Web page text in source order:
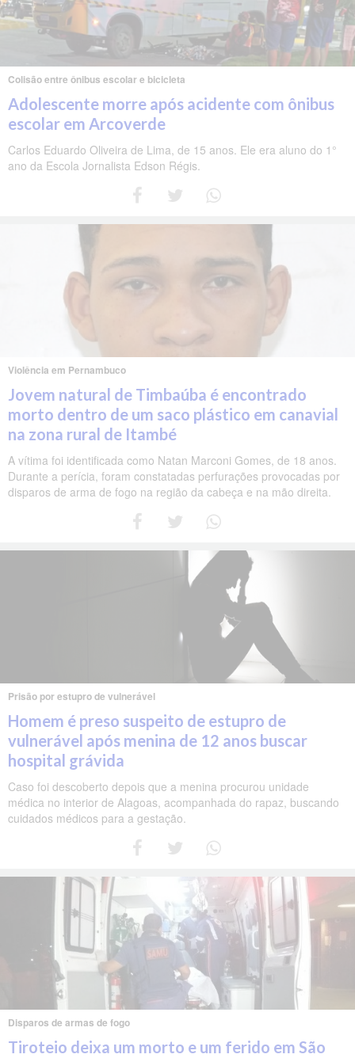
Colisão entre ônibus escolar e bicicleta
Adolescente morre após acidente com ônibus
escolar em Arcoverde
Carlos Eduardo Oliveira de Lima, de 15 anos. Ele era aluno do 1°
ano da Escola Jornalista Edson Régis.
Violência em Pernambuco
Jovem natural de Timbaúba é encontrado
morto dentro de um saco plástico em canavial
na zona rural de Itambé
A vítima foi identificada como Natan Marconi Gomes, de 18 anos.
Durante a perícia, foram constatadas perfurações provocadas por
disparos de arma de fogo na região da cabeça e na mão direita.
Prisão por estupro de vulnerável
Homem é preso suspeito de estupro de
vulnerável após menina de 12 anos buscar
hospital grávida
Caso foi descoberto depois que a menina procurou unidade
médica no interior de Alagoas, acompanhada do rapaz, buscando
cuidados médicos para a gestação.
Disparos de armas de fogo
Tiroteio deixa um morto e um ferido em São